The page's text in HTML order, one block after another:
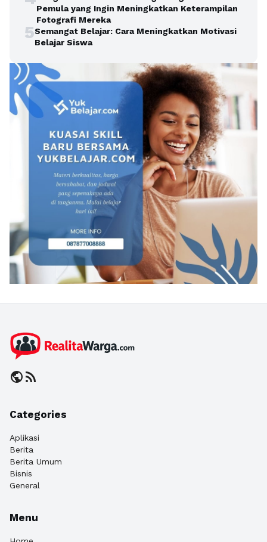
Pemula yang Ingin Meningkatkan Keterampilan
Fotografi Mereka
5Semangat Belajar: Cara Meningkatkan Motivasi
Belajar Siswa
publicrss_feed
Categories
Aplikasi
Berita
Berita Umum
Bisnis
General
Menu